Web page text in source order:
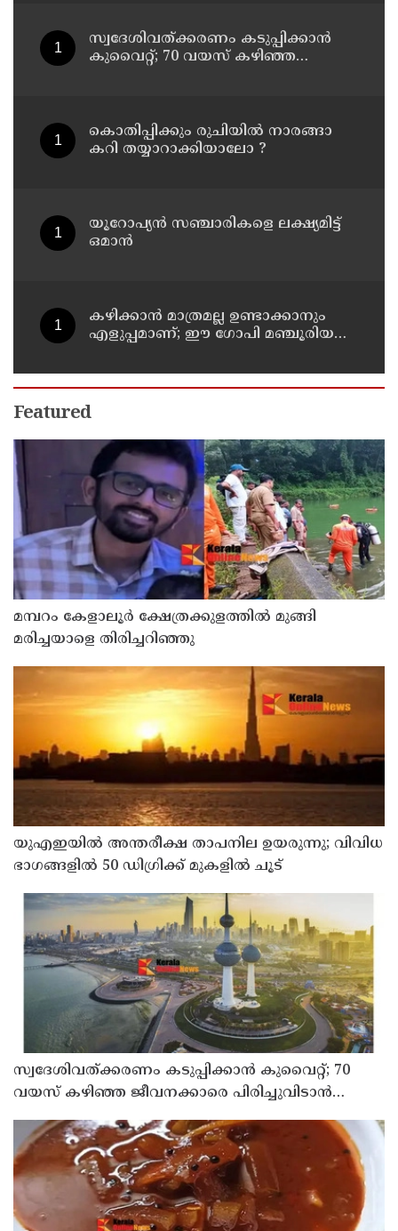
സ്വദേശിവത്ക്കരണം കടുപ്പിക്കാന്‍
കുവൈറ്റ്; 70 വയസ് കഴിഞ്ഞ
കൊതിപ്പിക്കും രുചിയിൽ നാരങ്ങാ
കറി തയ്യാറാക്കിയാലോ ?
യൂറോപ്യന്‍ സഞ്ചാരികളെ ലക്ഷ്യമിട്ട്
ഒമാന്‍
കഴിക്കാൻ മാത്രമല്ല ഉണ്ടാക്കാനും
എളുപ്പമാണ്; ഈ ഗോപി മഞ്ചൂരിയൻ
Featured
മമ്പറം കേളാലൂർ ക്ഷേത്രക്കുളത്തിൽ മുങ്ങി
മരിച്ചയാളെ തിരിച്ചറിഞ്ഞു
യുഎഇയില്‍ അന്തരീക്ഷ താപനില ഉയരുന്നു; വിവിധ
ഭാഗങ്ങളില്‍ 50 ഡിഗ്രിക്ക് മുകളില്‍ ചൂട്
സ്വദേശിവത്ക്കരണം കടുപ്പിക്കാന്‍ കുവൈറ്റ്; 70
വയസ് കഴിഞ്ഞ ജീവനക്കാരെ പിരിച്ചുവിടാന്‍
തീരുമാനം